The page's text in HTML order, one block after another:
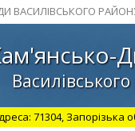
ВАСИЛІВСЬКОГО
71304, Запорізька